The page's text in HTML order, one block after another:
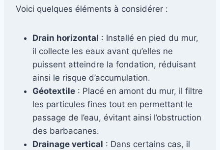
Voici quelques éléments à considérer :
Drain horizontal : Installé en pied du mur,
il collecte les eaux avant qu’elles ne
puissent atteindre la fondation, réduisant
ainsi le risque d’accumulation.
Géotextile : Placé en amont du mur, il filtre
les particules fines tout en permettant le
passage de l’eau, évitant ainsi l’obstruction
des barbacanes.
Drainage vertical : Dans certains cas, il